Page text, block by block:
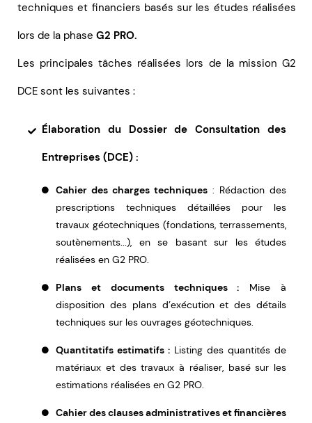
techniques et financiers basés sur les études réalisées
lors de la phase G2 PRO.
Les principales tâches réalisées lors de la mission G2
DCE sont les suivantes :
Élaboration du Dossier de Consultation des
Entreprises (DCE) :
Cahier des charges techniques : Rédaction des
prescriptions techniques détaillées pour les
travaux géotechniques (fondations, terrassements,
soutènements...), en se basant sur les études
réalisées en G2 PRO.
Plans et documents techniques : Mise à
disposition des plans d’exécution et des détails
techniques sur les ouvrages géotechniques.
Quantitatifs estimatifs : Listing des quantités de
matériaux et des travaux à réaliser, basé sur les
estimations réalisées en G2 PRO.
Cahier des clauses administratives et financières